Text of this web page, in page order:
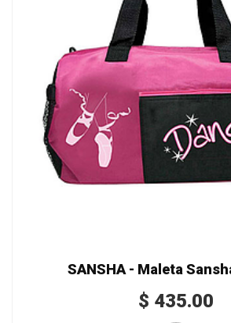
SANSHA - Maleta
$ 435.00